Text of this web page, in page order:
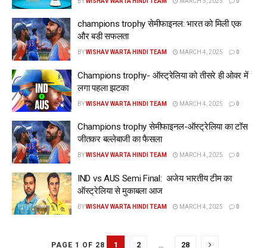
champions trophy सेमीफाइनल: भारत को मिली एक
और बडी सफलता
BYWISHAV WARTA HINDI TEAM MARCH 4, 2025 0
Champions trophy- ऑस्ट्रेलिया को तीसरे ही ओवर में
लगा पहला झटका
BYWISHAV WARTA HINDI TEAM MARCH 4, 2025 0
Champions trophy सेमीफाइनल-ऑस्ट्रेलिया का टॉस
जीतकर बल्लेबाजी का फैसला
BYWISHAV WARTA HINDI TEAM MARCH 4, 2025 0
IND vs AUS Semi Final: अजेय भारतीय टीम का
ऑस्ट्रेलिया से मुकाबला आज
BYWISHAV WARTA HINDI TEAM MARCH 4, 2025 0
PAGE 1 OF 28 1 2 … 28